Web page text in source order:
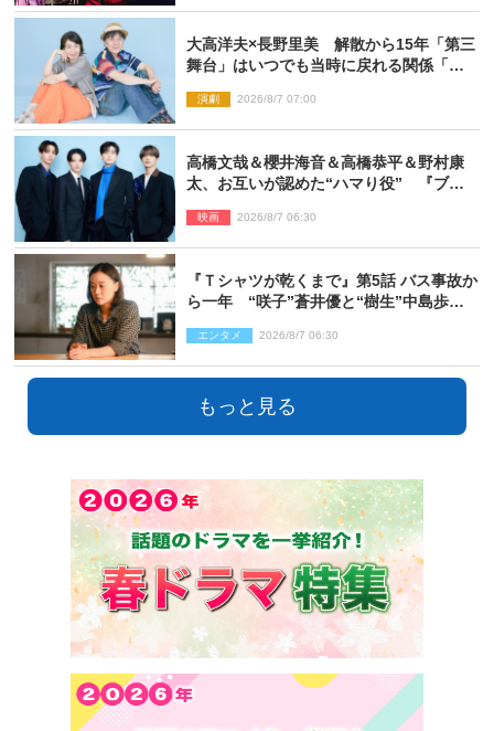
大高洋夫×長野里美 解散から15年「第三
舞台」はいつでも当時に戻れる関係「や
演劇 2026/8/7 07:00
高橋文哉＆櫻井海音＆高橋恭平＆野村康
太、お互いが認めた“ハマり役” 『ブル
映画 2026/8/7 06:30
『Ｔシャツが乾くまで』第5話 バス事故か
ら一年 “咲子”蒼井優と“樹生”中島歩は
エンタメ 2026/8/7 06:30
もっと見る